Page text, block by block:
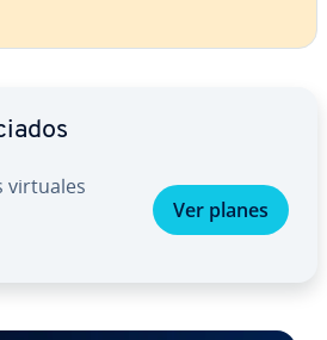
virtuales
Ver planes